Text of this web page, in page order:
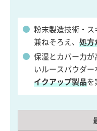
粉末製造技術・
兼ねそろえ、 処方
保湿とカバー力が
いルースパウダー
イクアップ製品を